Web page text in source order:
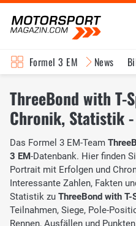
Formel 3 EM News
ThreeBond with
Chronik, Statistik -
Das Formel 3 EM-Team
3 EM-Datenbank. Hier finden
Portrait mit Erfolgen und
Interessante Zahlen, Fakten
Statistik zu ThreeBond with T-
Teilnahmen, Siege, Pole-
Rennen, Ausfällen und